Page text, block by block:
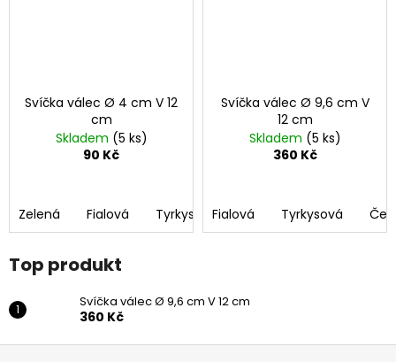
Svíčka válec Ø 4 cm V 12
cm
Skladem (5 ks)
90 Kč
Zelená Fialová Tyrkysová Černá Bordó
Svíčka válec Ø 9,6 cm V
12 cm
Skladem (5 ks)
360 Kč
Fialová Tyrkysová
Top produkt
Svíčka válec Ø 9,6 cm V 12 cm
360 Kč
Z